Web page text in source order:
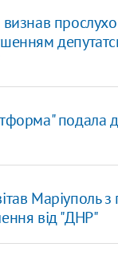
подала
Маріуполь
від "ДНР"